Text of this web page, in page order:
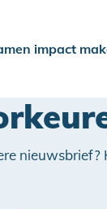
impact